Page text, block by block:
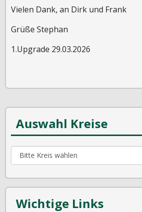
Vielen Dank, an Dirk und Frank
Grüße Stephan
1.Upgrade 29.03.2026
Auswahl Kreise
Wichtige Links